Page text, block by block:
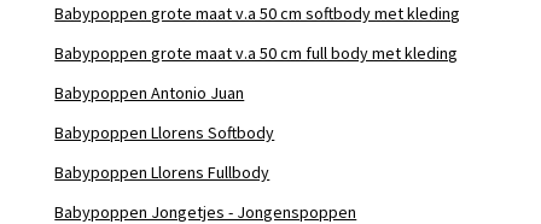
Babypoppen grote maat v.a 50 cm softbody met kleding
Babypoppen grote maat v.a 50 cm full body met kleding
Babypoppen Antonio Juan
Babypoppen Llorens Softbody
Babypoppen Llorens Fullbody
Babypoppen Jongetjes - Jongenspoppen